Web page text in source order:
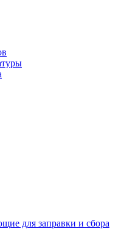
для заправки и сбора